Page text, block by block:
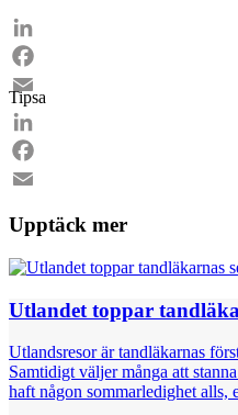
LinkedIn
Facebook
Email
Tipsa
LinkedIn
Facebook
Upptäck mer
Utlandet toppar
Utlandsresor är tandläkarnas
Samtidigt väljer många att
haft någon sommarledighet alls,